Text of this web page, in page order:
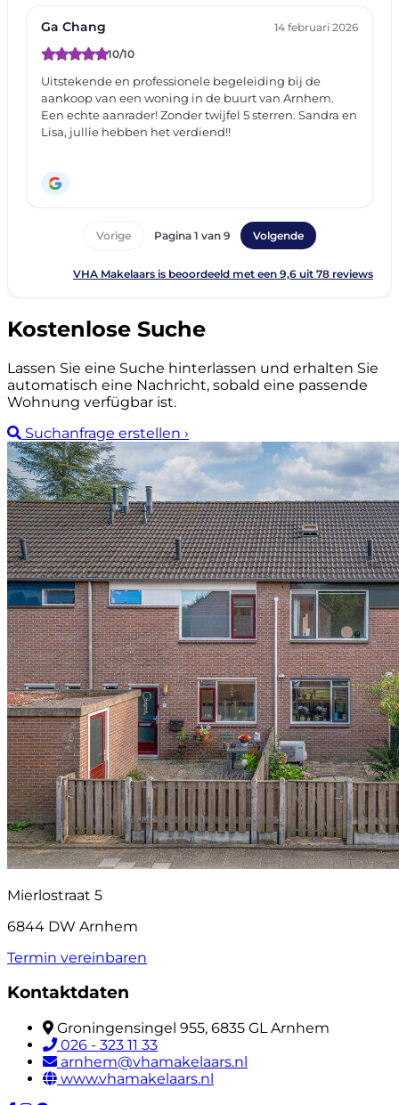
Kostenlose Suche
Lassen Sie eine Suche hinterlassen und erhalten Sie
automatisch eine Nachricht, sobald eine passende
Wohnung verfügbar ist.
Suchanfrage erstellen ›
Mierlostraat 5
6844 DW Arnhem
Termin vereinbaren
Kontaktdaten
Groningensingel 955, 6835 GL Arnhem
026 - 323 11 33
arnhem@vhamakelaars.nl
www.vhamakelaars.nl